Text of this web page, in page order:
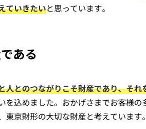
ていきたいと思っています。
ある
人とのつながりこそ財産であり、それ
を込めました。おかげさまでお客様
京財形の大切な財産と考えています。